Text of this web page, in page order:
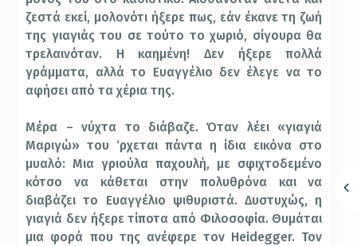
ζεστά εκεί, μολονότι ήξερε πως, εάν έκανε τη ζωή
της γιαγιάς του σε τούτο το χωριό, σίγουρα θα
τρελαινόταν. Η καημένη! Δεν ήξερε πολλά
γράμματα, αλλά το Ευαγγέλιο δεν έλεγε να το
αφήσει από τα χέρια της.
Μέρα – νύχτα το διάβαζε. Όταν λέει «γιαγιά
Μαριγώ» του ‘ρχεται πάντα η ίδια εικόνα στο
μυαλό: Μια γριούλα παχουλή, με σφιχτοδεμένο
κότσο να κάθεται στην πολυθρόνα και να
διαβάζει το Ευαγγέλιο ψιθυριστά. Δυστυχώς, η
γιαγιά δεν ήξερε τίποτα από Φιλοσοφία. Θυμάται
μια φορά που της ανέφερε τον Heidegger. Τον